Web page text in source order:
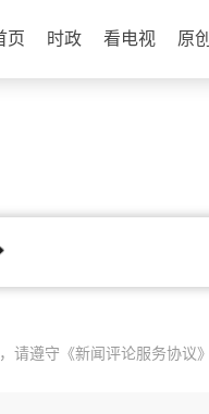
页 时政 看电视 原创
请遵守 《新闻评论服务协议》